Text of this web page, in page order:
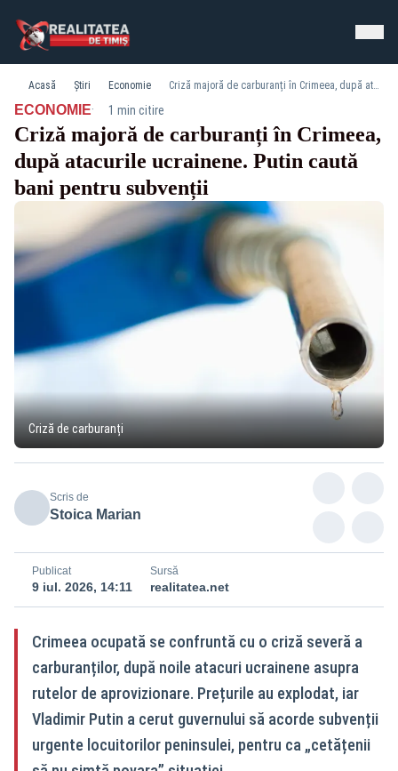
Acasă Știri Economie Criză majoră de carburanți în Crimeea, după atacurile ucrainene. Putin caută bani pentru subvenții
ECONOMIE· 1 min citire
Criză majoră de carburanți în Crimeea,
după atacurile ucrainene. Putin caută
bani pentru subvenții
Criză de carburanți
Scris de
Stoica Marian
Publicat
9 iul. 2026, 14:11
Sursă
realitatea.net
Crimeea ocupată se confruntă cu o criză severă a
carburanților, după noile atacuri ucrainene asupra
rutelor de aprovizionare. Prețurile au explodat, iar
Vladimir Putin a cerut guvernului să acorde subvenții
urgente locuitorilor peninsulei, pentru ca „cetățenii